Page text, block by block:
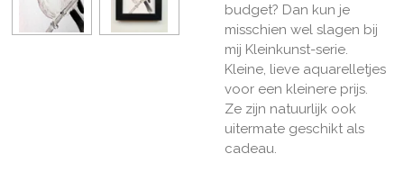
budget? Dan kun je
misschien wel slagen bij
mij Kleinkunst-serie.
Kleine, lieve aquarelletjes
voor een kleinere prijs.
Ze zijn natuurlijk ook
uitermate geschikt als
cadeau.